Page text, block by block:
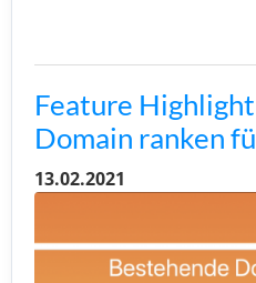
Feature
Domain ranken
13.02.2021